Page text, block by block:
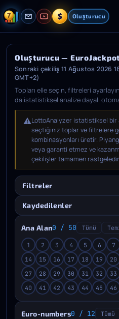
$ Oluşturucu
Oluşturucu —
Sonraki çekiliş 11 Ağustos 2026
GMT+2)
Topları elle seçin, filtreleri
da istatistiksel analize dayalı
Oluştur'u kullanın. Oluşturduktan
kombinasyonları seçin,
yaklaşan bir çekiliş tarihi seçin ve
⚠️LottoAnalyzer istatistiksel bir
seçtiğiniz toplar ve filtrelere
kombinasyonları üretir.
veya garanti etmez ve
çekilişler tamamen
Filtreler
Ana Alan0 / 50 Tümü
1 2 3 4 5 6 7
14
15 16 17 18 19 20
27
28 29 30 31 32 33
40
41 42 43 44 45 46
Euro-numbers0 / 12 Tümü
Kaydedilenler